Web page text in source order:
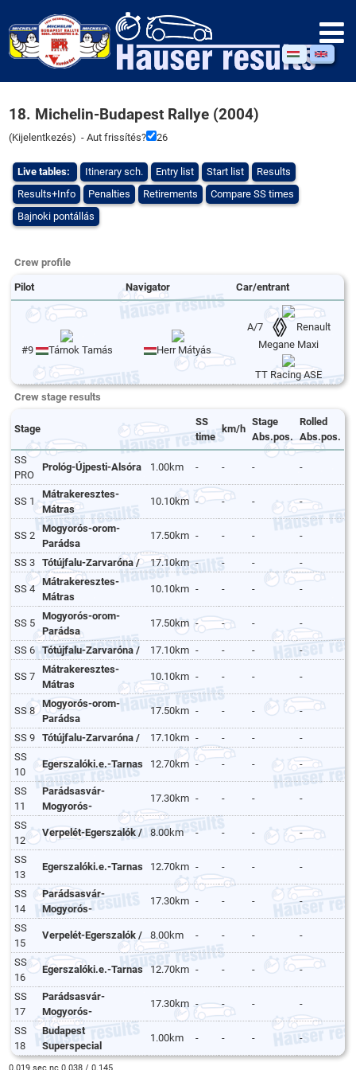
18. Michelin-Budapest Rallye (2004)
(Kijelentkezés) - Aut frissítés? 26
Live tables: Itinerary sch. Entry list Start list
Results
Results+Info
Penalties Retirements
Compare SS times
Bajnoki pontállás
Crew profile
Pilot Navigator Car/entrant
#9 Tárnok Tamás Herr Mátyás
A/7
Renault
Megane Maxi
TT Racing ASE
Crew stage results
Stage
SS
time
km/h
Stage
Abs.pos.
Rolled
Abs.pos.
SS
PRO
Prológ-Újpesti-Alsóra 1.00km - - - -
SS 1
Mátrakeresztes-
Mátras
10.10km - - - -
SS 2
Mogyorós-orom-
Parádsa
17.50km - - - -
SS 3 Tótújfalu-Zarvaróna / 17.10km - - - -
SS 4
Mátrakeresztes-
Mátras
10.10km - - - -
SS 5
Mogyorós-orom-
Parádsa
17.50km - - - -
SS 6 Tótújfalu-Zarvaróna / 17.10km - - - -
SS 7
Mátrakeresztes-
Mátras
10.10km - - - -
SS 8
Mogyorós-orom-
Parádsa
17.50km - - - -
SS 9 Tótújfalu-Zarvaróna / 17.10km - - -
-
SS
10
Egerszalóki.e.-Tarnas 12.70km - - - -
SS
11
Parádsasvár-
Mogyorós-
17.30km - - - -
SS
12
Verpelét-Egerszalók / 8.00km - - - -
SS
13
Egerszalóki.e.-Tarnas 12.70km - - - -
SS
14
Parádsasvár-
Mogyorós-
17.30km - - - -
SS
15
Verpelét-Egerszalók / 8.00km - - - -
SS
16
Egerszalóki.e.-Tarnas 12.70km - - - -
SS
17
Parádsasvár-
Mogyorós-
17.30km - - - -
SS
18
Budapest
Superspecial
1.00km - - - -